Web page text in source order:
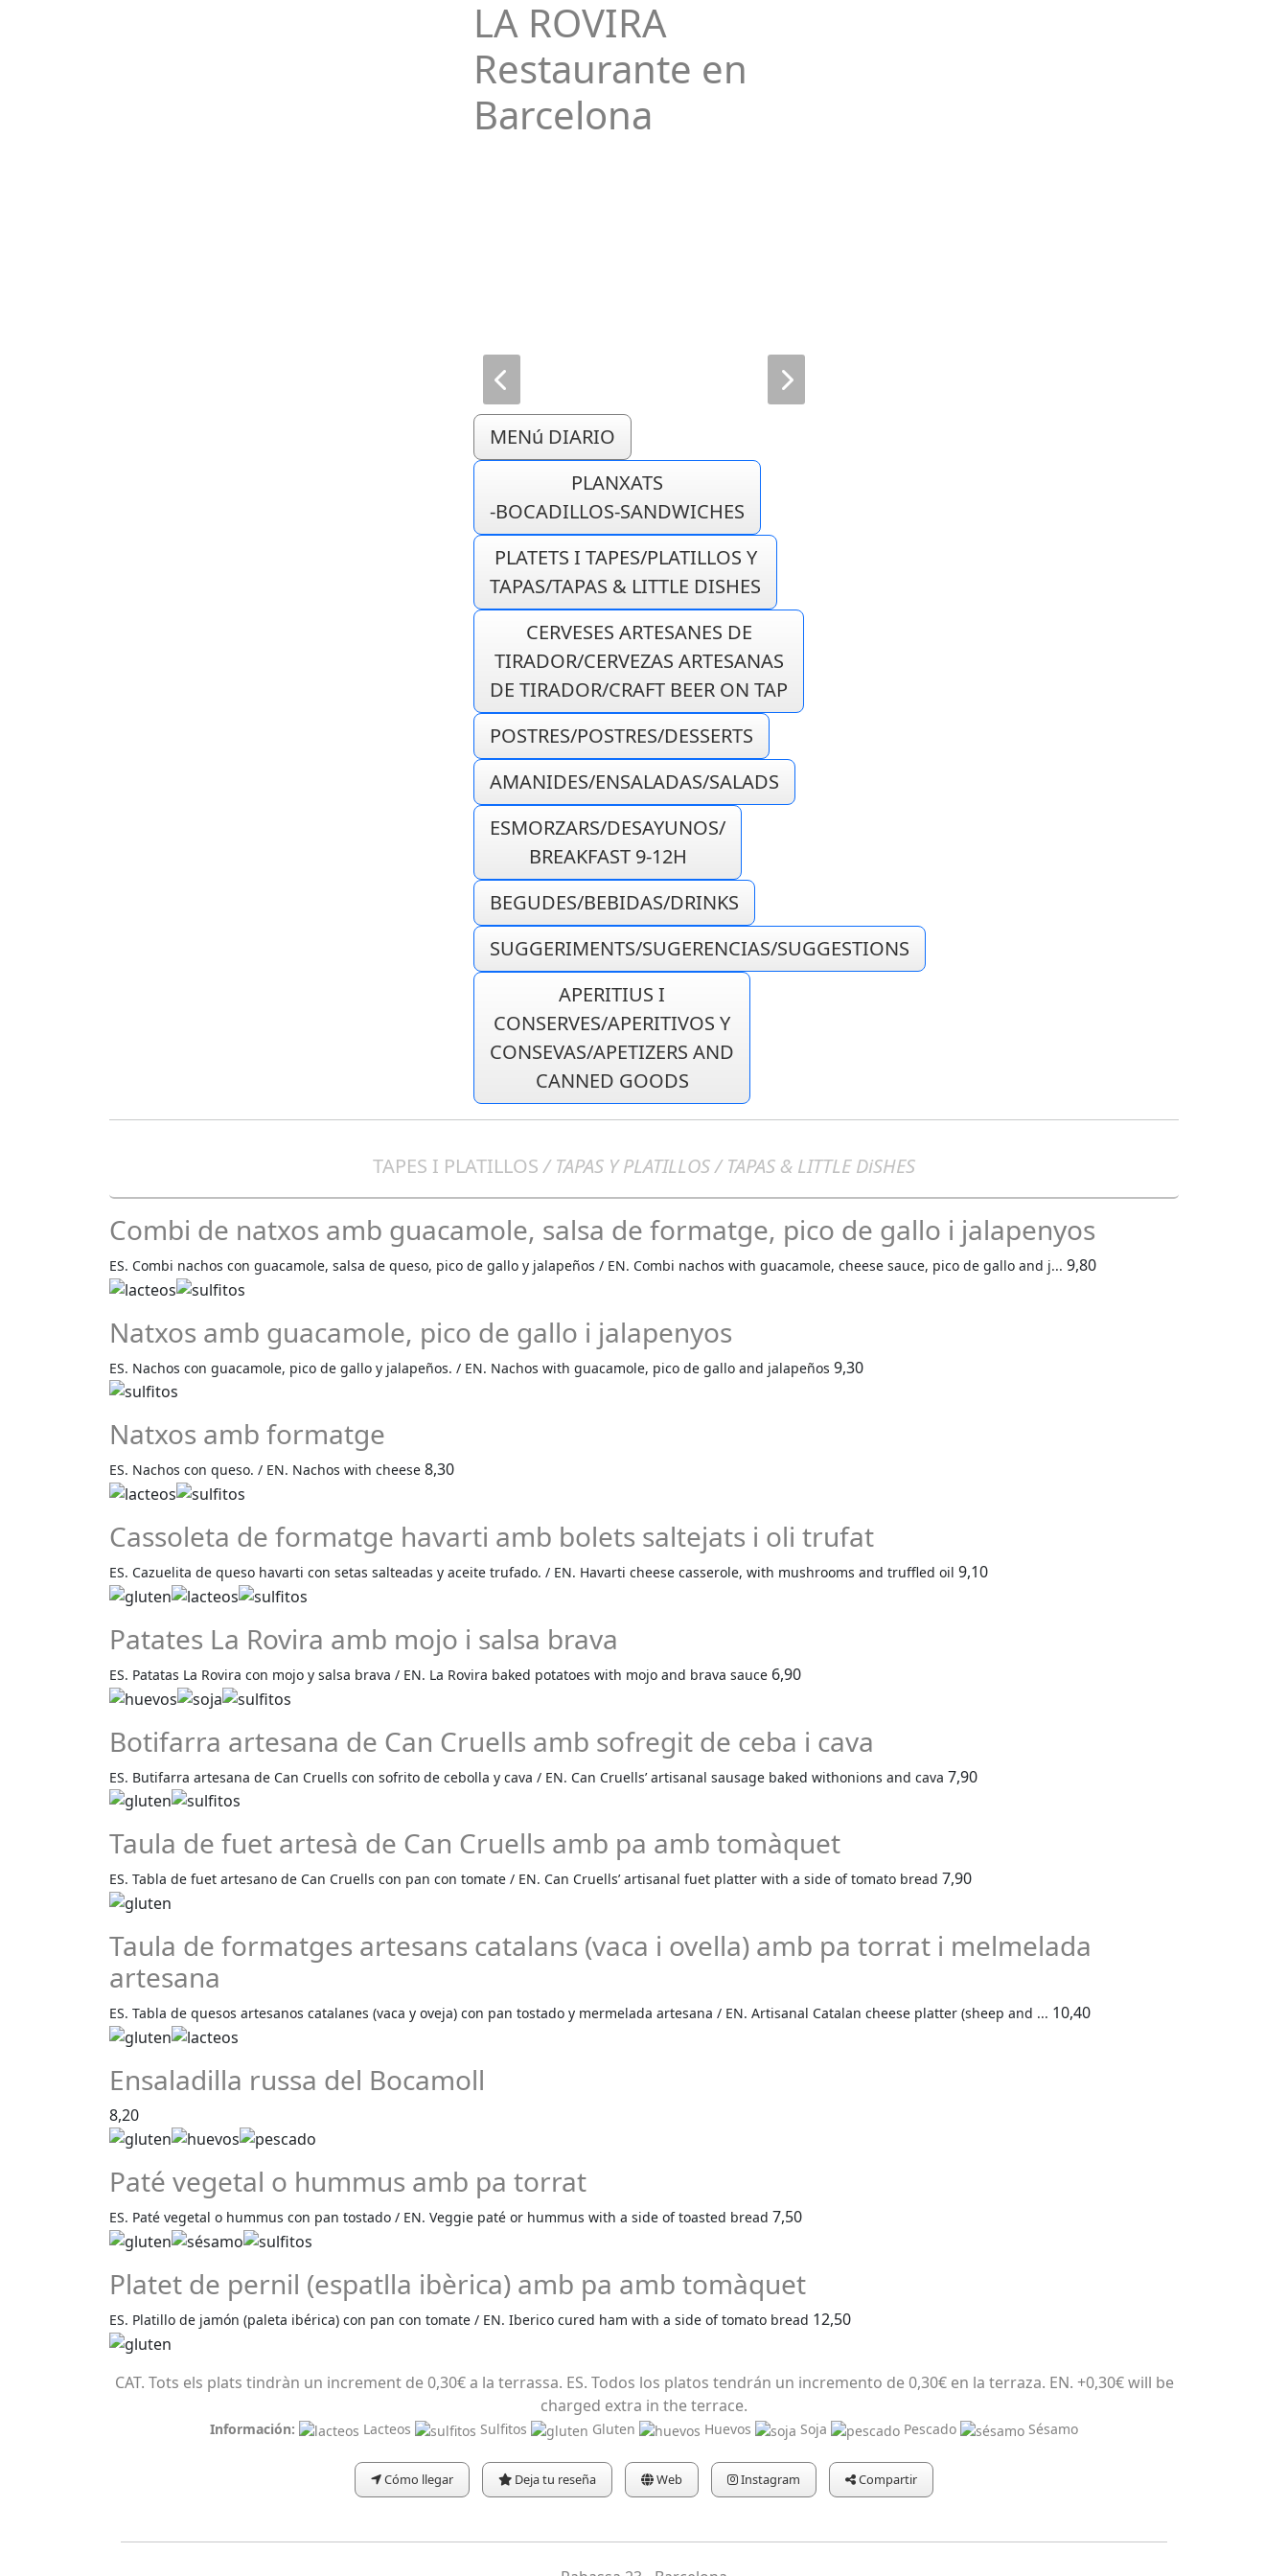
LA ROVIRA
Restaurante en
Barcelona
MENú DIARIO
PLANXATS
-BOCADILLOS-SANDWICHES
PLATETS I TAPES/PLATILLOS Y
TAPAS/TAPAS & LITTLE DISHES
CERVESES ARTESANES DE
TIRADOR/CERVEZAS ARTESANAS
DE TIRADOR/CRAFT BEER ON TAP
POSTRES/POSTRES/DESSERTS
AMANIDES/ENSALADAS/SALADS
ESMORZARS/DESAYUNOS/
BREAKFAST 9-12H
BEGUDES/BEBIDAS/DRINKS
SUGGERIMENTS/SUGERENCIAS/SUGGESTIONS
APERITIUS I
CONSERVES/APERITIVOS Y
CONSEVAS/APETIZERS AND
CANNED GOODS
TAPES I PLATILLOS/ TAPAS Y PLATILLOS / TAPAS & LITTLE DiSHES
Combi de natxos amb guacamole, salsa de formatge, pico de gallo i jalapenyos
ES. Combi nachos con guacamole, salsa de queso, pico de gallo y jalapeños / EN. Combi nachos with guacamole, cheese sauce, pico de gallo and j... 9,80
Natxos amb guacamole, pico de gallo i jalapenyos
ES. Nachos con guacamole, pico de gallo y jalapeños. / EN. Nachos with guacamole, pico de gallo and jalapeños 9,30
Natxos amb formatge
ES. Nachos con queso. / EN. Nachos with cheese 8,30
Cassoleta de formatge havarti amb bolets saltejats i oli trufat
ES. Cazuelita de queso havarti con setas salteadas y aceite trufado. / EN. Havarti cheese casserole, with mushrooms and truffled oil 9,10
Patates La Rovira amb mojo i salsa brava
ES. Patatas La Rovira con mojo y salsa brava / EN. La Rovira baked potatoes with mojo and brava sauce 6,90
Botifarra artesana de Can Cruells amb sofregit de ceba i cava
ES. Butifarra artesana de Can Cruells con sofrito de cebolla y cava / EN. Can Cruells’ artisanal sausage baked withonions and cava 7,90
Taula de fuet artesà de Can Cruells amb pa amb tomàquet
ES. Tabla de fuet artesano de Can Cruells con pan con tomate / EN. Can Cruells’ artisanal fuet platter with a side of tomato bread 7,90
Taula de formatges artesans catalans (vaca i ovella) amb pa torrat i melmelada
artesana
ES. Tabla de quesos artesanos catalanes (vaca y oveja) con pan tostado y mermelada artesana / EN. Artisanal Catalan cheese platter (sheep and ... 10,40
Ensaladilla russa del Bocamoll
8,20
Paté vegetal o hummus amb pa torrat
ES. Paté vegetal o hummus con pan tostado / EN. Veggie paté or hummus with a side of toasted bread 7,50
Platet de pernil (espatlla ibèrica) amb pa amb tomàquet
ES. Platillo de jamón (paleta ibérica) con pan con tomate / EN. Iberico cured ham with a side of tomato bread 12,50
CAT. Tots els plats tindràn un increment de 0,30€ a la terrassa. ES. Todos los platos tendrán un incremento de 0,30€ en la terraza. EN. +0,30€ will be
charged extra in the terrace.
Información: Lacteos Sulfitos Gluten Huevos Soja Pescado Sésamo
Cómo llegar Deja tu reseña Web Instagram Compartir